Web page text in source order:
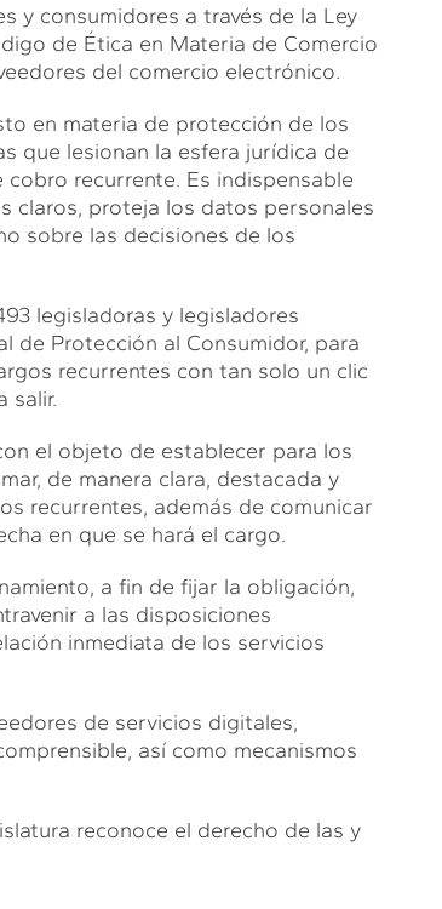
y consumidores a través de la Ley
de Ética en Materia de Comercio
del comercio electrónico.
en materia de protección de los
que lesionan la esfera jurídica de
recurrente. Es indispensable
claros, proteja los datos personales
sobre las decisiones de los
legisladoras y legisladores
de Protección al Consumidor, para
recurrentes con tan solo un clic
salir.
el objeto de establecer para los
de manera clara, destacada y
recurrentes, además de comunicar
en que se hará el cargo.
a fin de fijar la obligación,
a las disposiciones
inmediata de los servicios
de servicios digitales,
así como mecanismos
reconoce el derecho de las y